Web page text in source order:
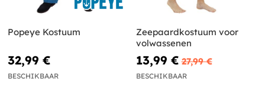
Popeye Kostuum
32,99 €
BESCHIKBAAR
Zeepaardkostuum voor
volwassenen
13,99 € 27,99 €
BESCHIKBAAR